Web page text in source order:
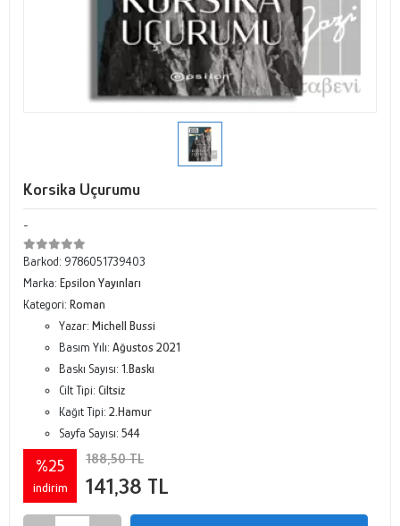
Korsika Uçurumu
-
Barkod: 9786051739403
Marka: Epsilon Yayınları
Kategori: Roman
Yazar: Michell Bussi
Basım Yılı: Ağustos 2021
Baskı Sayısı: 1.Baskı
Cilt Tipi: Ciltsiz
Kağıt Tipi: 2.Hamur
Sayfa Sayısı: 544
%25
indirim
188,50 TL
141,38 TL